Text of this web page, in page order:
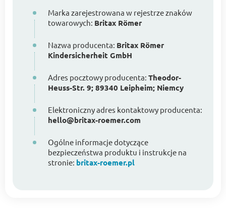
Marka zarejestrowana w rejestrze znaków
towarowych: Britax Römer
Nazwa producenta: Britax Römer
Kindersicherheit GmbH
Adres pocztowy producenta: Theodor-
Heuss-Str. 9; 89340 Leipheim; Niemcy
Elektroniczny adres kontaktowy producenta:
hello@britax-roemer.com
Ogólne informacje dotyczące
bezpieczeństwa produktu i instrukcje na
stronie: britax-roemer.pl